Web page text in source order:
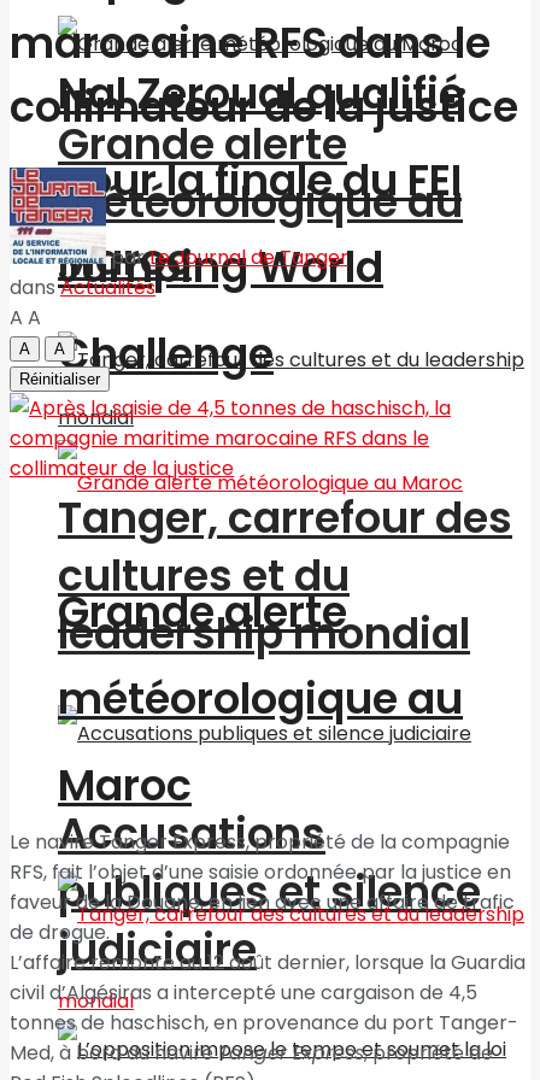
Grande alerte
météorologique au
Maroc
Tanger, carrefour des
cultures et du
leadership mondial
Accusations
publiques et silence
judiciaire
Nal Zeroual qualifié
pour la finale du FEI
Jumping World
Challenge
Grande alerte
météorologique au
Maroc
marocaine RFS dans le
collimateur de la justice
parLe Journal de Tanger
dans Actualités
A A
A
A
Réinitialiser
Le navire Tanger Express, propriété de la compagnie
RFS, fait l’objet d’une saisie ordonnée par la justice en
faveur de la Douane, en lien avec une affaire de trafic
de drogue.
L’affaire remonte au 12 août dernier, lorsque la Guardia
civil d’Algésiras a intercepté une cargaison de 4,5
tonnes de haschisch, en provenance du port Tanger-
Med, à bord du navireTanger Express, propriété de